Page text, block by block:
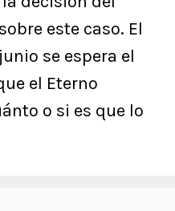
este caso. El
se espera el
el Eterno
o si es que lo